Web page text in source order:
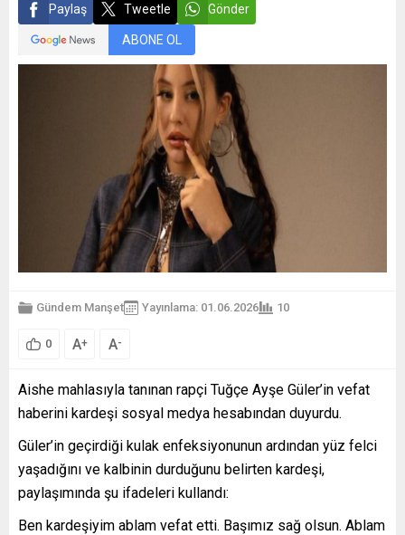
Paylaş Tweetle Gönder
ABONE OL
Gündem Manşet Yayınlama: 01.06.2026 10
0 A+ A-
Aishe mahlasıyla tanınan rapçi Tuğçe Ayşe Güler’in vefat
haberini kardeşi sosyal medya hesabından duyurdu.
Güler’in geçirdiği kulak enfeksiyonunun ardından yüz felci
yaşadığını ve kalbinin durduğunu belirten kardeşi,
paylaşımında şu ifadeleri kullandı:
Ben kardeşiyim ablam vefat etti. Başımız sağ olsun. Ablam